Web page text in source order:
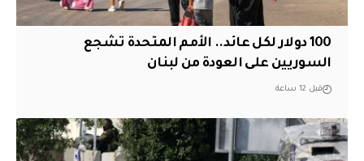
100 دولار لكل عائد.. الأمم المتحدة تشجع
السوريين على العودة من لبنان
قبل 12 ساعة